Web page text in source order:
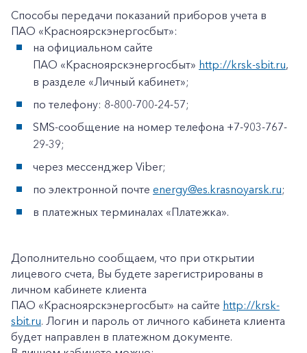
Способы передачи показаний приборов учета в
ПАО «Красноярскэнергосбыт»:
на официальном сайте
ПАО «Красноярскэнергосбыт» http://krsk-sbit.ru,
в разделе «Личный кабинет»;
по телефону: 8-800-700-24-57;
SMS-сообщение на номер телефона +7-903-767-
29-39;
через мессенджер Viber;
по электронной почте energy@es.krasnoyarsk.ru;
в платежных терминалах «Платежка».
Дополнительно сообщаем, что при открытии
лицевого счета, Вы будете зарегистрированы в
личном кабинете клиента
ПАО «Красноярскэнергосбыт» на сайте http://krsk-
sbit.ru. Логин и пароль от личного кабинета клиента
будет направлен в платежном документе.